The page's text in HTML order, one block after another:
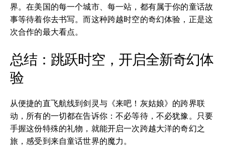
界。在美国的每一个城市、每一站，都有属于你的童话故
事等待着你去书写。而这种跨越时空的奇幻体验，正是这
次合作的最大看点。
总结：跳跃时空，开启全新奇幻体
验
从便捷的直飞航线到剑灵与《来吧！灰姑娘》的跨界联
动，所有的一切都在告诉你：不必等待，不必犹豫。只要
手握这份特殊的礼物，就能开启一次跨越大洋的奇幻之
旅，感受到来自童话世界的魔力。